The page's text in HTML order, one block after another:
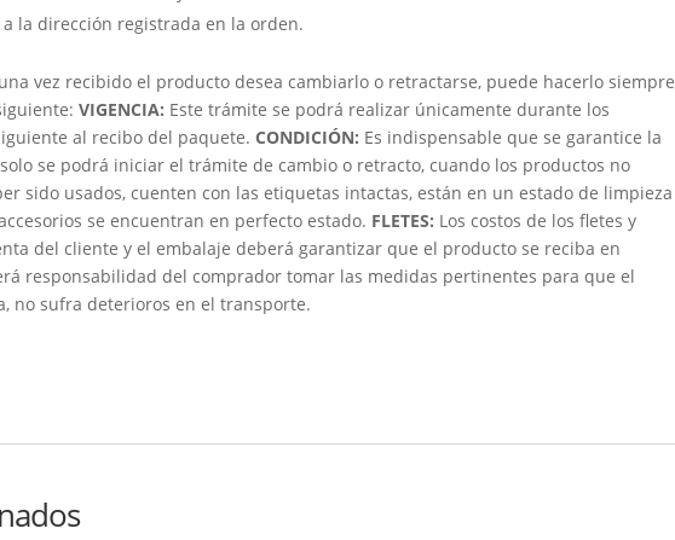
la dirección registrada en la orden.
vez recibido el producto desea cambiarlo o retractarse, puede hacerlo siempre
VIGENCIA: Este trámite se podrá realizar únicamente durante los
al recibo del paquete.CONDICIÓN: Es indispensable que se garantice la
se podrá iniciar el trámite de cambio o retracto, cuando los productos no
sido usados, cuenten con las etiquetas intactas, están en un estado de limpieza
se encuentran en perfecto estado. FLETES: Los costos de los fletes y
del cliente y el embalaje deberá garantizar que el producto se reciba en
responsabilidad del comprador tomar las medidas pertinentes para que el
no sufra deterioros en el transporte.